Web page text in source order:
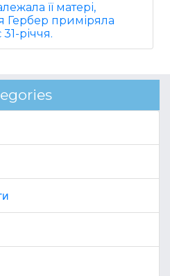
її матері,
Гербер приміряла
річчя.